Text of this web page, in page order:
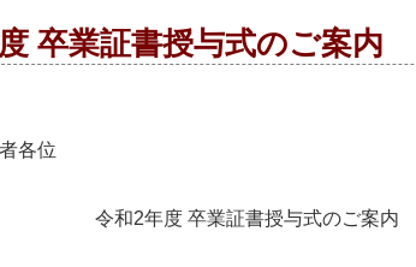
卒業証書授与式のご案内
各位
卒業証書授与式のご案内